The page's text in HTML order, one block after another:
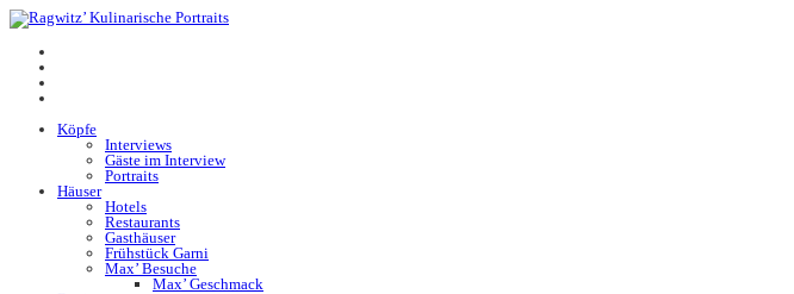
Köpfe
Interviews
Gäste im Interview
Portraits
Häuser
Hotels
Restaurants
Gasthäuser
Frühstück Garni
Max’ Besuche
Max’ Geschmack